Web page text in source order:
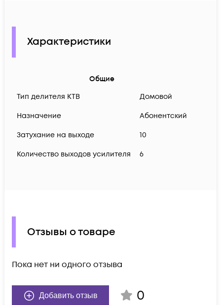
Характеристики
Общие
Тип делителя КТВ
Домовой
Назначение Абонентский
Затухание на выходе 10
Количество выходов усилителя 6
Отзывы о товаре
Пока нет ни одного отзыва
Добавить отзыв 0